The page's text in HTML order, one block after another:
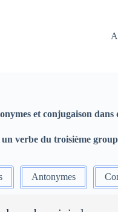
et conjugaison dans
verbe du troisième
Antonymes